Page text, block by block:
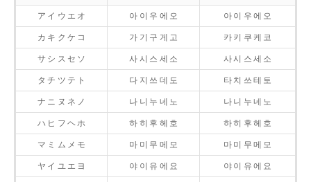
ア イ ウ エ オ 아 이 우 에 오 아 이 우 에 오
カ キ ク ケ コ 가 기 구 게 고 카 키 쿠 케 코
サ シ ス セ ソ 사 시 스 세 소 사 시 스 세 소
タ チ ツ テ ト 다 지 쓰 데 도 타 치 쓰 테 토
ナ ニ ヌ ネ ノ 나 니 누 네 노 나 니 누 네 노
ハ ヒ フ ヘ ホ 하 히 후 헤 호 하 히 후 헤 호
マ ミ ム メ モ 마 미 무 메 모 마 미 무 메 모
ヤ イ ユ エ ヨ 야 이 유 에 요 야 이 유 에 요